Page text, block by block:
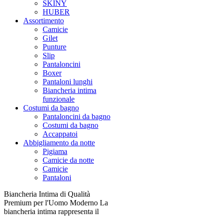
SKINY
HUBER
Assortimento
Camicie
Gilet
Punture
Slip
Pantaloncini
Boxer
Pantaloni lunghi
Biancheria intima
funzionale
Costumi da bagno
Pantaloncini da bagno
Costumi da bagno
Accappatoi
Abbigliamento da notte
Pigiama
Camicie da notte
Camicie
Pantaloni
Biancheria Intima di Qualità
Premium per l'Uomo Moderno La
biancheria intima rappresenta il